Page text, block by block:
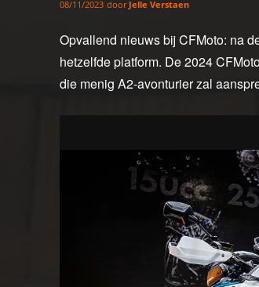
08/11/2023 door Jelle Verstaen
Opvallend nieuws bij CFMoto: na
hetzelfde platform. De 2024
die menig A2-avonturier zal